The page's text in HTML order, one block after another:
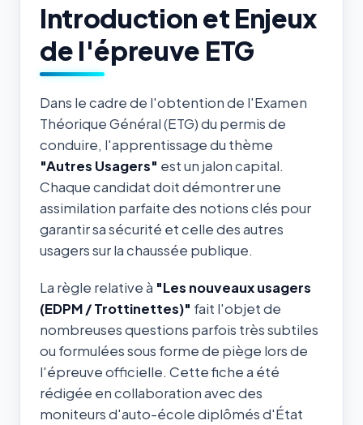
Introduction et Enjeux
de l'épreuve ETG
Dans le cadre de l'obtention de l'Examen
Théorique Général (ETG) du permis de
conduire, l'apprentissage du thème
"Autres Usagers" est un jalon capital.
Chaque candidat doit démontrer une
assimilation parfaite des notions clés pour
garantir sa sécurité et celle des autres
usagers sur la chaussée publique.
La règle relative à "Les nouveaux usagers
(EDPM / Trottinettes)" fait l'objet de
nombreuses questions parfois très subtiles
ou formulées sous forme de piège lors de
l'épreuve officielle. Cette fiche a été
rédigée en collaboration avec des
moniteurs d'auto-école diplômés d'État